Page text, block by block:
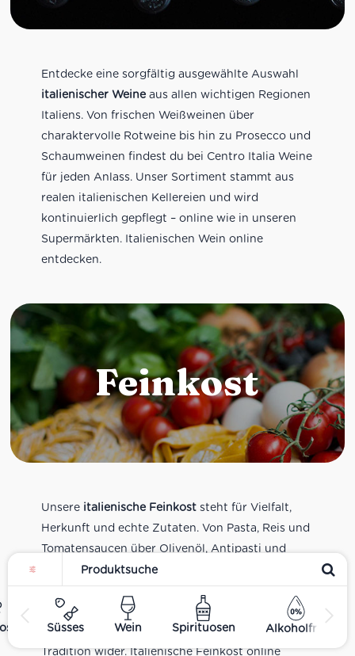
Süsses Wein Spirituosen Alkoholfrei
Entdecke eine sorgfältig ausgewählte Auswahl
italienischer Weineaus allen wichtigen Regionen
Italiens. Von frischen Weißweinen über
charaktervolle Rotweine bis hin zu Prosecco und
Schaumweinen findest du bei Centro Italia Weine
für jeden Anlass. Unser Sortiment stammt aus
realen italienischen Kellereien und wird
kontinuierlich gepflegt – online wie in unseren
Supermärkten. Italienischen Wein online
entdecken.
Feinkost
Unsere italienische Feinkoststeht für Vielfalt,
Herkunft und echte Zutaten. Von Pasta, Reis und
Tomatensaucen über Olivenöl, Antipasti und
Pesto bis zu Balsamico und Spezialitäten aus
verschiedenen Regionen Italiens. Alle Produkte
sind Teil unseres realen Supermarkt-Sortiments
und spiegeln italienische Alltagsküche und
Tradition wider. Italienische Feinkost online